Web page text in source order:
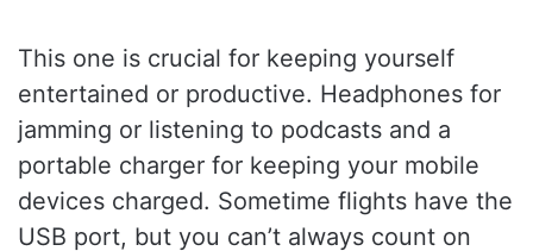
This one is crucial for keeping yourself
entertained or productive. Headphones for
jamming or listening to podcasts and a
portable charger for keeping your mobile
devices charged. Sometime flights have the
USB port, but you can’t always count on